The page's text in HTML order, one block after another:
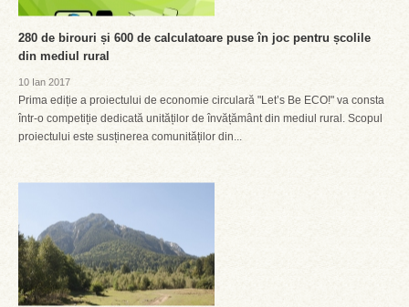
280 de birouri și 600 de calculatoare puse în joc pentru școlile
din mediul rural
10 Ian 2017
Prima ediție a proiectului de economie circulară "Let’s Be ECO!" va consta
într-o competiție dedicată unităților de învățământ din mediul rural. Scopul
proiectului este susținerea comunităților din...